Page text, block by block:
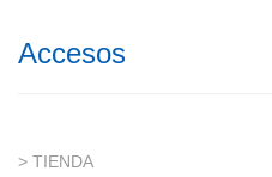
Accesos
> TIENDA